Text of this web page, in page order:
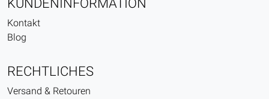
KUNDENINFORMATION
Kontakt
Blog
RECHTLICHES
Versand & Retouren